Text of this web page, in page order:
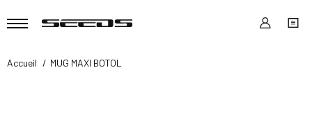
Accueil MUG MAXI BOTOL